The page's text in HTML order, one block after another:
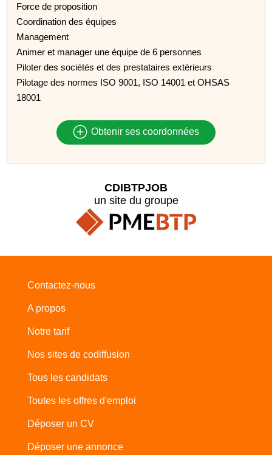
Force de proposition
Coordination des équipes
Management
Animer et manager une équipe de 6 personnes
Piloter des sociétés et des prestataires extérieurs
Pilotage des normes ISO 9001, ISO 14001 et OHSAS
18001
Obtenir ses coordonnées
CDIBTPJOB
un site du groupe
Contactez-nous
A propos
Notre tarif
Nos sites de codiffusion
Tous les candidats
Toutes les offres d'emploi
Déposer un CV
Déposer une annonce